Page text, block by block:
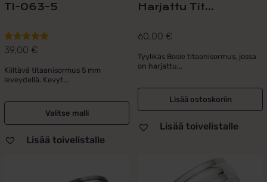
TI-063-5
Arvostelu
5.00/ 5
39,00 €
Kiiltävä titaanisormus 5 mm
leveydellä. Kevyt...
Valitse malli
Lisää toivelistalle
Harjattu Tit...
60,00 €
Tyylikäs Bosie titaanisormus, jossa
on harjattu...
Lisää ostoskoriin
Lisää toivelistalle